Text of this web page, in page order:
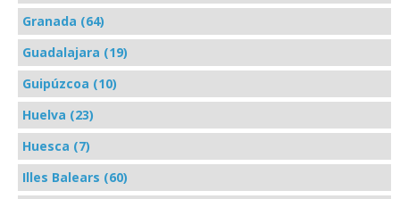
Granada (64)
Guadalajara (19)
Guipúzcoa (10)
Huelva (23)
Huesca (7)
Illes Balears (60)